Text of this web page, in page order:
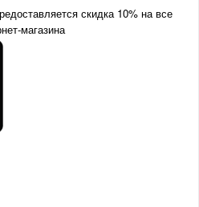
скидка 10% на все
магазина